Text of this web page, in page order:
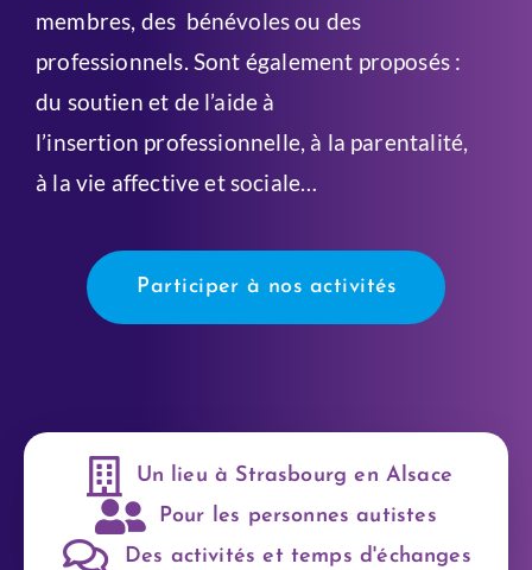
membres, des bénévoles ou des
professionnels. Sont également proposés :
du soutien et de l’aide à
l’insertion professionnelle, à la parentalité,
à la vie affective et sociale…
Participer à nos activités
Un lieu à Strasbourg en Alsace
Pour les personnes autistes
Des activités et temps d'échanges